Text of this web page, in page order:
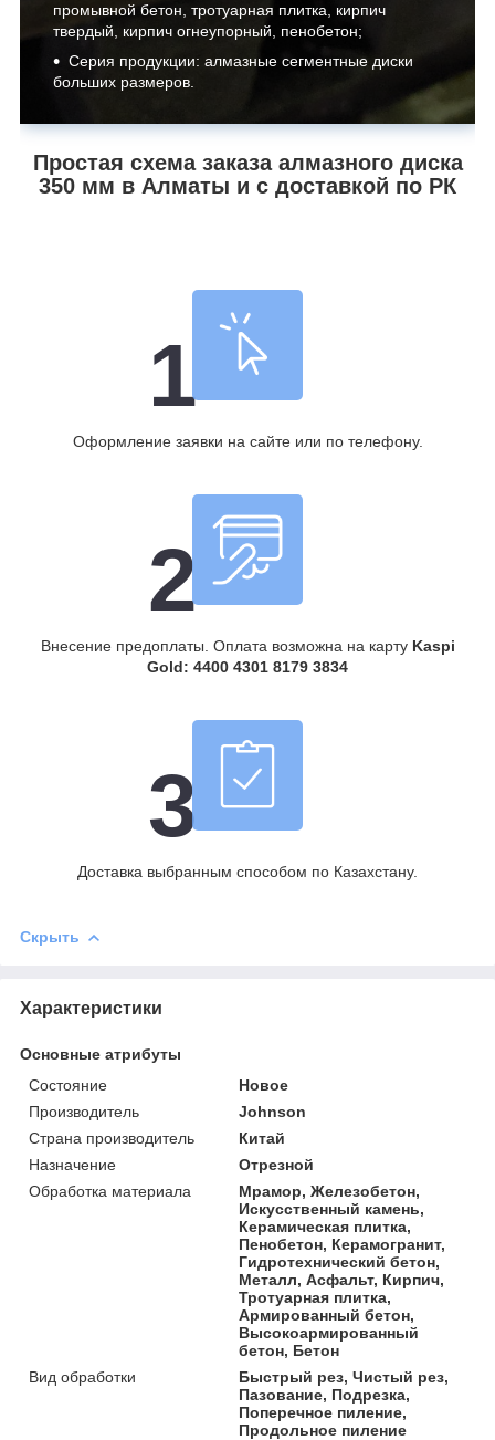
промывной бетон, тротуарная плитка, кирпич
твердый, кирпич огнеупорный, пенобетон;
Серия продукции: алмазные сегментные диски
больших размеров.
Простая схема заказа алмазного диска
350 мм в Алматы и с доставкой по РК
1
Оформление заявки на сайте или по телефону.
2
Внесение предоплаты. Оплата возможна на карту Kaspi
Gold: 4400 4301 8179 3834
3
Доставка выбранным способом по Казахстану.
Скрыть
Характеристики
Основные атрибуты
Состояние
Новое
Производитель
Johnson
Страна производитель
Китай
Назначение
Отрезной
Обработка материала
Мрамор, Железобетон,
Искусственный камень,
Керамическая плитка,
Пенобетон, Керамогранит,
Гидротехнический бетон,
Металл, Асфальт, Кирпич,
Тротуарная плитка,
Армированный бетон,
Высокоармированный
бетон, Бетон
Вид обработки
Быстрый рез, Чистый рез,
Пазование, Подрезка,
Поперечное пиление,
Продольное пиление